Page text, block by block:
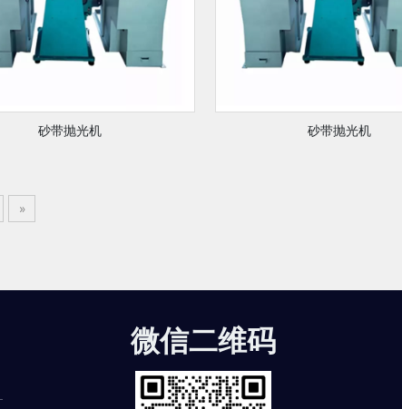
砂带抛光机 砂带抛光机
»
微信二维码